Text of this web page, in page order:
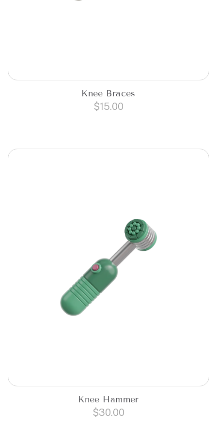
Knee Braces
$15.00
Knee Hammer
$30.00